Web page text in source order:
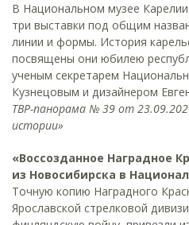
В Национальном музее
три выставки под общим
линии и формы. История
посвящены они юбилею
ученым секретарем
Кузнецовым и дизайнером
ТВР-панорама № 39 от
истории»
«Воссозданное Наградное
из Новосибирска в
Точную копию Наградного
Ярославской стрелковой